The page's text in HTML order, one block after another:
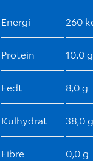
Energi 260
Protein 10,0 g
Fedt 8,0 g
Kulhydrat 38,0 g
Fibre 0,0 g